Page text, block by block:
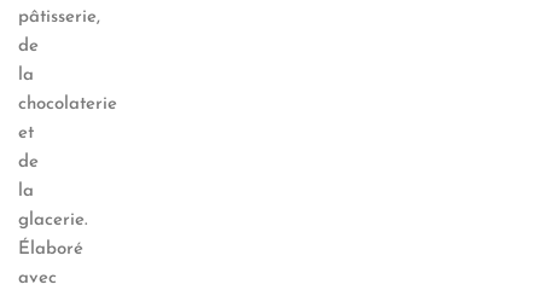
pâtisserie,
de
la
chocolaterie
et
de
la
glacerie.
Élaboré
avec